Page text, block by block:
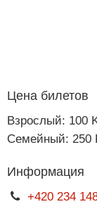
Цена билетов
Взрослый: 100
Семейный: 250
Информация
+420 234